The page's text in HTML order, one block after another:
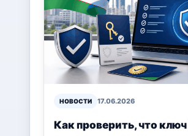
НОВОСТИ 17.06.2026
Как проверить, что